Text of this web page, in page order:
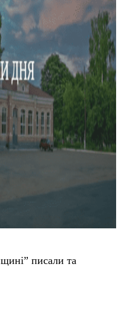
писали та